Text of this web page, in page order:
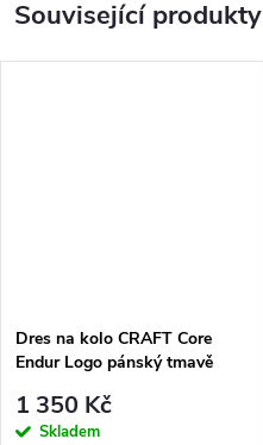
Související produkty
Dres na kolo CRAFT Core
Endur Logo pánský tmavě
1 350 Kč
Skladem